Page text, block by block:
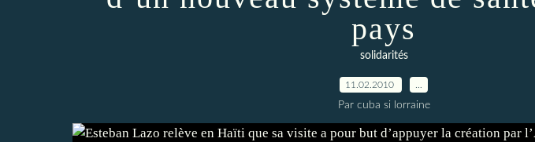
pays
solidarités
11.02.2010
Par cuba si lorraine